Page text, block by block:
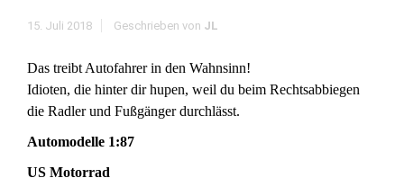
15. Juli 2018 Geschrieben von JL
Das treibt Autofahrer in den Wahnsinn!
Idioten, die hinter dir hupen, weil du beim Rechtsabbiegen
die Radler und Fußgänger durchlässt.
Automodelle 1:87
US Motorrad